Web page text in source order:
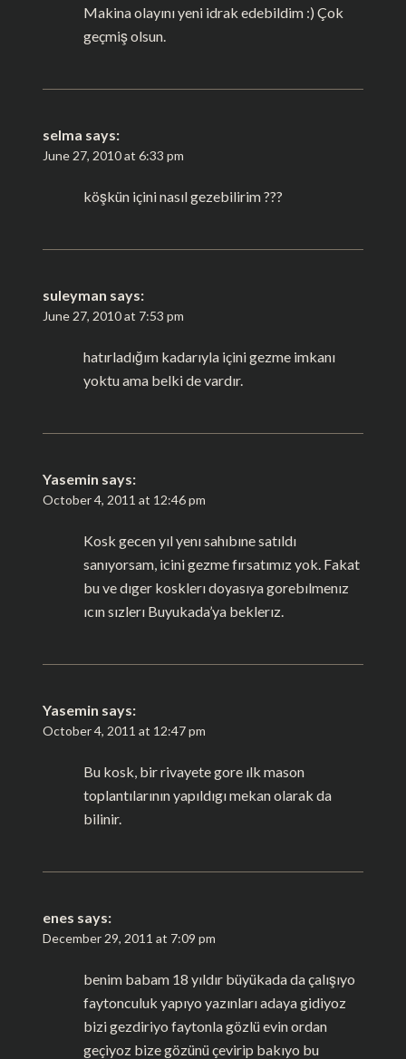
Makina olayını yeni idrak edebildim :) Çok
geçmiş olsun.
selma says:
June 27, 2010 at 6:33 pm
köşkün içini nasıl gezebilirim ???
suleyman says:
June 27, 2010 at 7:53 pm
hatırladığım kadarıyla içini gezme imkanı
yoktu ama belki de vardır.
Yasemin says:
October 4, 2011 at 12:46 pm
Kosk gecen yıl yenı sahıbıne satıldı
sanıyorsam, icini gezme fırsatımız yok. Fakat
bu ve dıger kosklerı doyasıya gorebılmenız
ıcın sızlerı Buyukada’ya beklerız.
Yasemin says:
October 4, 2011 at 12:47 pm
Bu kosk, bir rivayete gore ılk mason
toplantılarının yapıldıgı mekan olarak da
bilinir.
enes says:
December 29, 2011 at 7:09 pm
benim babam 18 yıldır büyükada da çalışıyo
faytonculuk yapıyo yazınları adaya gidiyoz
bizi gezdiriyo faytonla gözlü evin ordan
geçiyoz bize gözünü çevirip bakıyo bu